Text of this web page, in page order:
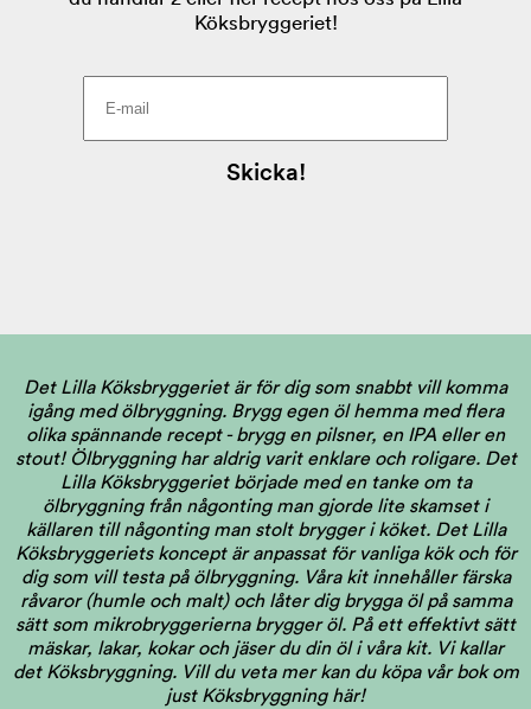
Det Lilla Köksbryggeriet är för dig som snabbt vill komma
igång med ölbryggning. Brygg egen öl hemma med flera
olika spännande recept - brygg en pilsner, en IPA eller en
stout! Ölbryggning har aldrig varit enklare och roligare. Det
Lilla Köksbryggeriet började med en tanke om ta
ölbryggning från någonting man gjorde lite skamset i
källaren till någonting man stolt brygger i köket. Det Lilla
Köksbryggeriets koncept är anpassat för vanliga kök och för
dig som vill testa på ölbryggning. Våra kit innehåller färska
råvaror (humle och malt) och låter dig brygga öl på samma
sätt som mikrobryggerierna brygger öl. På ett effektivt sätt
mäskar, lakar, kokar och jäser du din öl i våra kit. Vi kallar
det Köksbryggning. Vill du veta mer kan du köpa vår bok om
just Köksbryggning här!